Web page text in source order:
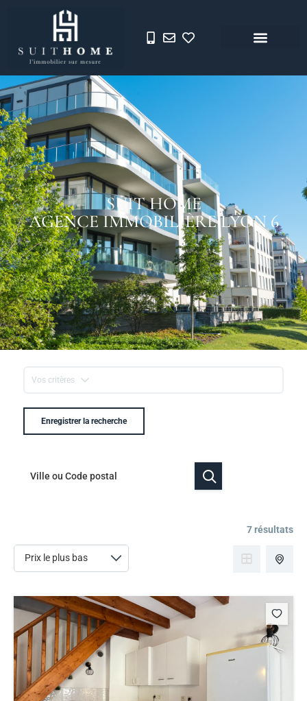
SUIT HOME
AGENCE IMMOBILIÈRE LYON 6
Vos critères
Enregistrer la recherche
7 résultats